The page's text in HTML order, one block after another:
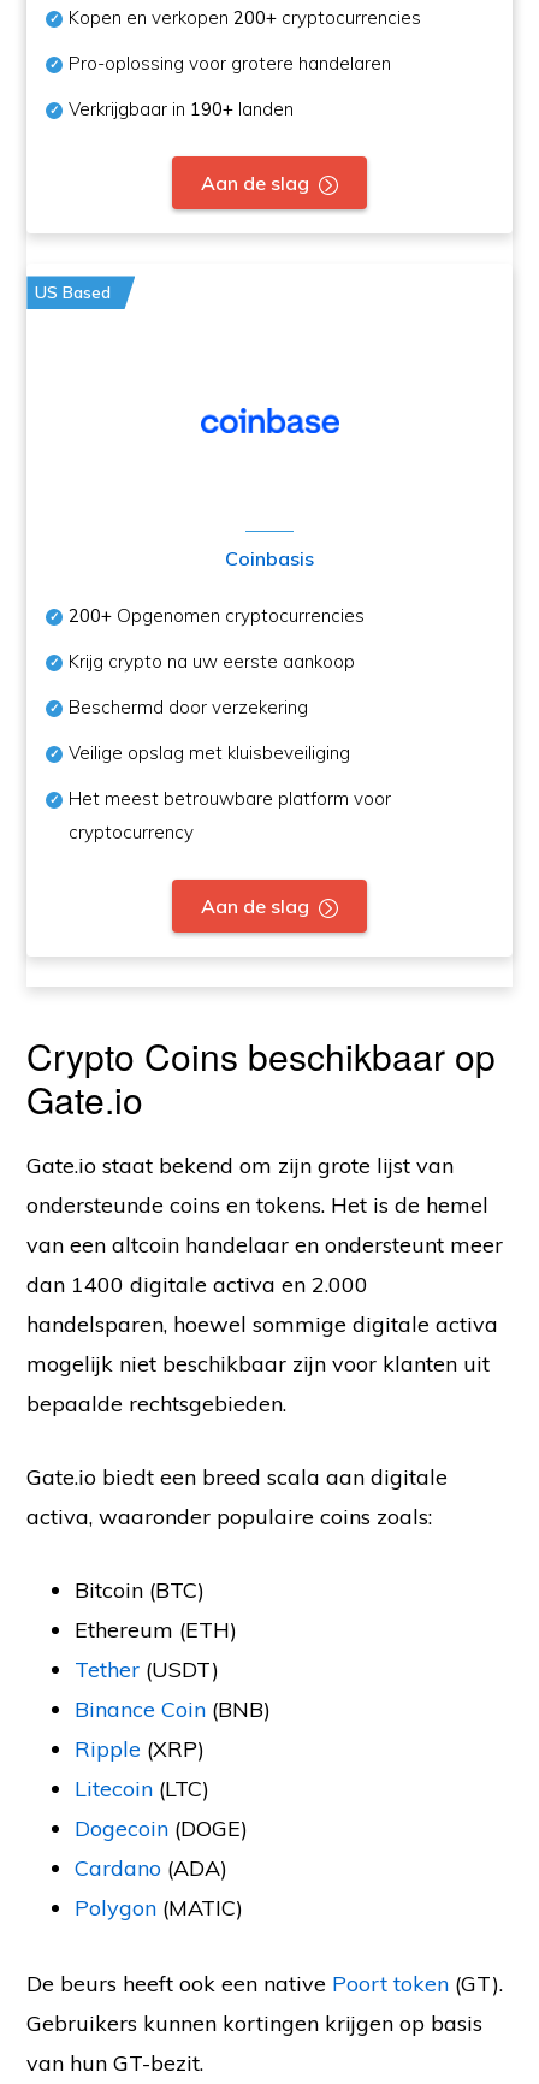
Kopen en verkopen200+ cryptocurrencies
Pro-oplossing voor grotere handelaren
Verkrijgbaar in 190+ landen
Aan de slag
US Based
Coinbasis
200+ Opgenomen cryptocurrencies
Krijg crypto na uw eerste aankoop
Beschermd door verzekering
Veilige opslag met kluisbeveiliging
Het meest betrouwbare platform voor
cryptocurrency
Aan de slag
Crypto Coins beschikbaar op
Gate.io
Gate.io staat bekend om zijn grote lijst van
ondersteunde coins en tokens. Het is de hemel
van een altcoin handelaar en ondersteunt meer
dan 1400 digitale activa en 2.000
handelsparen, hoewel sommige digitale activa
mogelijk niet beschikbaar zijn voor klanten uit
bepaalde rechtsgebieden.
Gate.io biedt een breed scala aan digitale
activa, waaronder populaire coins zoals:
Bitcoin (BTC)
Ethereum (ETH)
Tether (USDT)
Binance Coin (BNB)
Ripple (XRP)
Litecoin (LTC)
Dogecoin (DOGE)
Cardano (ADA)
Polygon (MATIC)
De beurs heeft ook een native Poort token (GT).
Gebruikers kunnen kortingen krijgen op basis
van hun GT-bezit.